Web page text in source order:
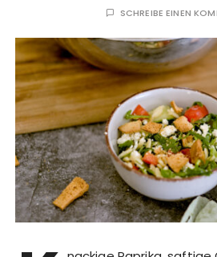
SCHREIBE EINEN